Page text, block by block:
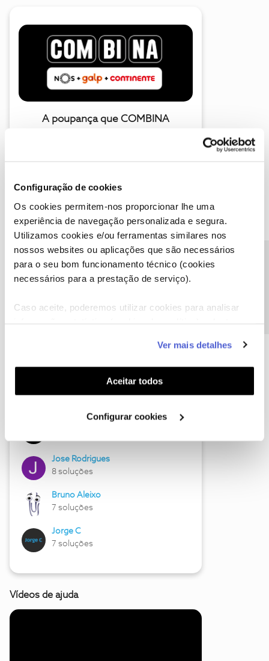
Configuração de cookies
Os cookies permitem-nos proporcionar lhe uma
experiência de navegação personalizada e segura.
Utilizamos cookies e/ou ferramentas similares nos
nossos websites ou aplicações que são necessários
para o seu bom funcionamento técnico (cookies
necessários para a prestação de serviço).
Caso aceite, poderemos utilizar cookies para analisar
funcionalidades (cookies de personalização e
funcionalidade) e adaptar anúncios aos seus interesses
(cookies de publicidade personalizada). Pode gerir a
utilização dos cookies clicando em "Configurar
Ver mais detalhes
Aceitar todos
Configurar cookies
A poupança que COMBINA
Descubra as novidades de junho
Hall of Fame de junho
Jose Rodrigues
8 soluções
Bruno Aleixo
7 soluções
Jorge C
7 soluções
Vídeos de ajuda